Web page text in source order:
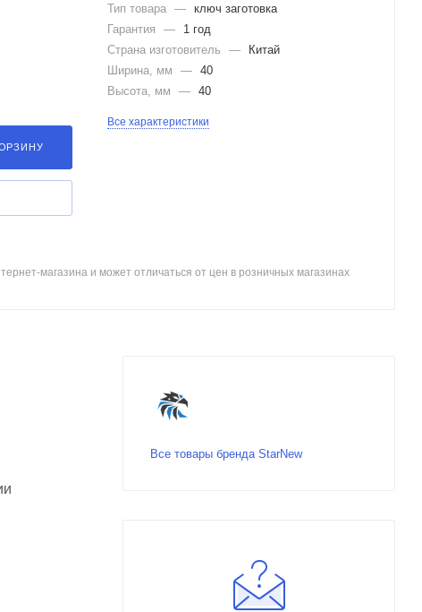
Тип товара — ключ заготовка
Гарантия
—
1 год
Страна изготовитель
—
Китай
Ширина, мм
— 40
Высота, мм
— 40
Все характеристики
магазина и может отличаться от цен в розничных магазинах
Все товары бренда StarNew